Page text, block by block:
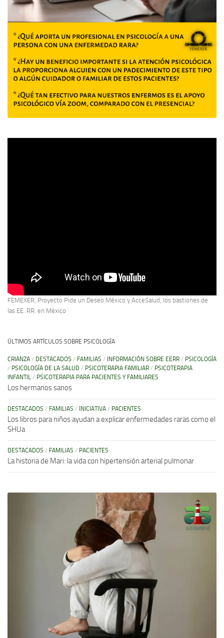
FEMEXER, Proyecto Pide un Deseo México y AcceSalud, los bastiones de
las EE. RR. en México
ÚLTIMOS ARTÍCULOS SOBRE PSICOLOGÍA
CRIANZA / DESTACADOS / FAMILIAS / INFORMACIÓN SOBRE EERR / PSICOLOGÍA
/ PSICOLOGÍA DE LA SALUD / PSICOTERAPIA FAMILIAR / PSICOTERAPIA
INFANTIL / PSICOTERAPIA PARA PACIENTES Y FAMILIARES
Los hermanos sanos
DESTACADOS / FAMILIAS / INICIATIVA / PACIENTES
Los libros para niños ayudan a explicar enfermedades raras como el
SHUa
DESTACADOS / FAMILIAS / PACIENTES
La historia de Mari: la vida con hipertensión arterial pulmonar